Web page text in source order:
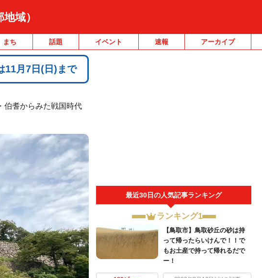
域）
まち 話題 イベント 速報 アーカイブ
11月7日(日)まで
伯耆からみた戦国時代
最近30日の人気記事ランキング
ランキング1
【鳥取市】鳥取砂丘の砂は持
って帰ったらいけんで！！で
もお土産で持って帰れるだで
ー！